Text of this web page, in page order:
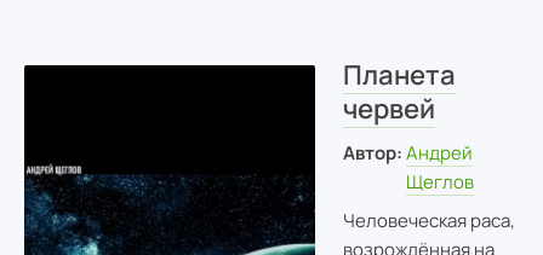
Планета
червей
Автор: Андрей
Щеглов
Человеческая раса,
возрождённая на